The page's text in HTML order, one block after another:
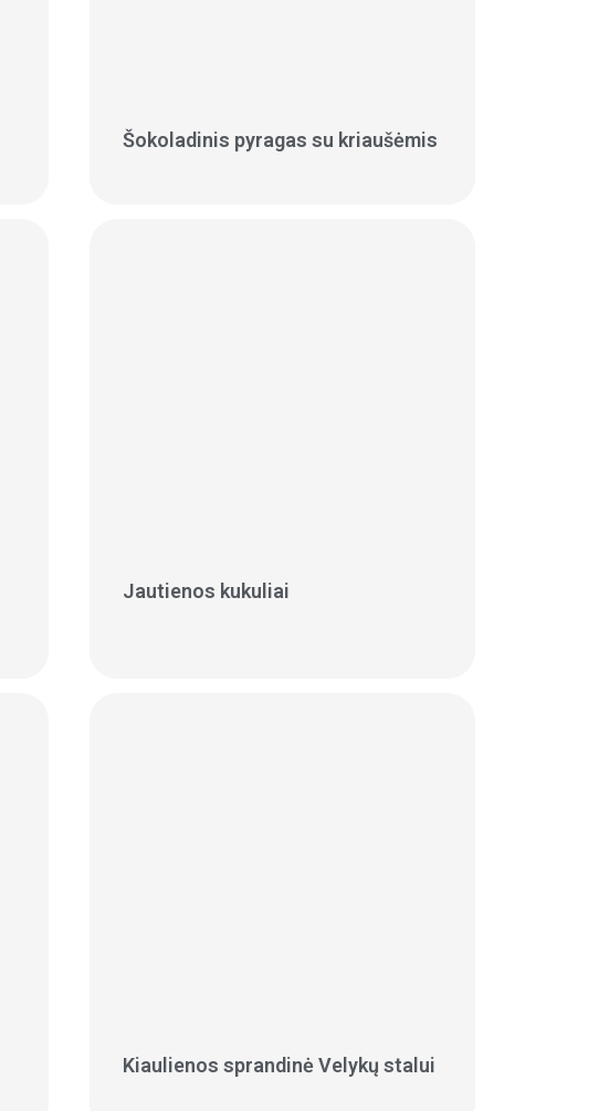
Šokoladinis pyragas su kriaušėmis
Jautienos kukuliai
Kiaulienos sprandinė Velykų stalui